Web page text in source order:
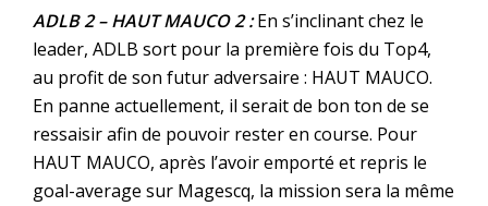
ADLB 2 – HAUT MAUCO 2 :En s’inclinant chez le
leader, ADLB sort pour la première fois du Top4,
au profit de son futur adversaire : HAUT MAUCO.
En panne actuellement, il serait de bon ton de se
ressaisir afin de pouvoir rester en course. Pour
HAUT MAUCO, après l’avoir emporté et repris le
goal-average sur Magescq, la mission sera la même